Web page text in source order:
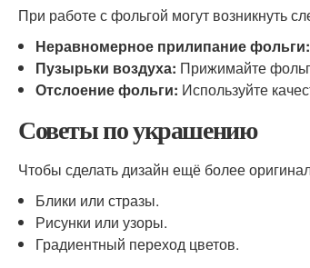
При работе с фольгой могут возникнуть
Неравномерное прилипание фольги:
Пузырьки воздуха: Прижимайте
Отслоение фольги: Используйте
Советы по украшению
Чтобы сделать дизайн ещё более
Блики или стразы.
Рисунки или узоры.
Градиентный переход цветов.